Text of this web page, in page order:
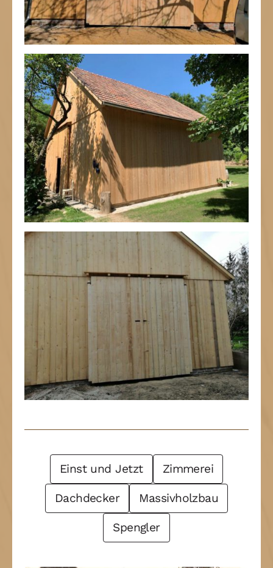
Post FilterEinst und Jetzt Zimmerei
Dachdecker Massivholzbau
Spengler